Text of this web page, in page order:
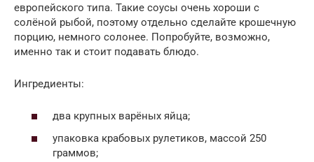
европейского типа. Такие соусы очень хороши с
солёной рыбой, поэтому отдельно сделайте крошечную
порцию, немного солонее. Попробуйте, возможно,
именно так и стоит подавать блюдо.
Ингредиенты:
два крупных варёных яйца;
упаковка крабовых рулетиков, массой 250
граммов;